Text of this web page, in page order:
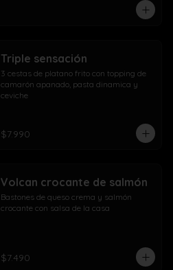
Triple sensación
3 cestas de platano frito con topping de
camarón apanado, pasta dinamica y
ceviche
$7.990
Volcan crocante de salmón
Bastones de queso crema y salmón
crocante con salsa de la casa
$7.490